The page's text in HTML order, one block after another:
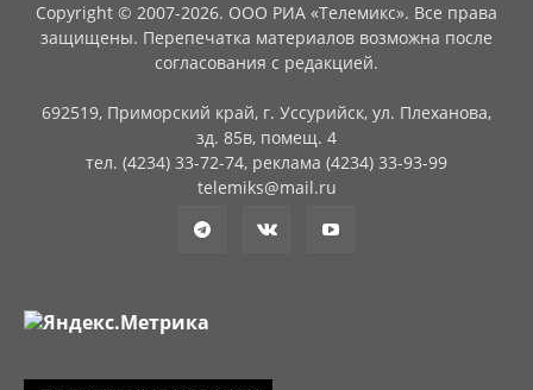
Copyright © 2007-2026. ООО РИА «Телемикс». Все права
защищены. Перепечатка материалов возможна после
согласования с редакцией.
692519, Приморский край, г. Уссурийск, ул. Плеханова,
зд. 85в, помещ. 4
тел. (4234) 33-72-74, реклама (4234) 33-93-99
telemiks@mail.ru